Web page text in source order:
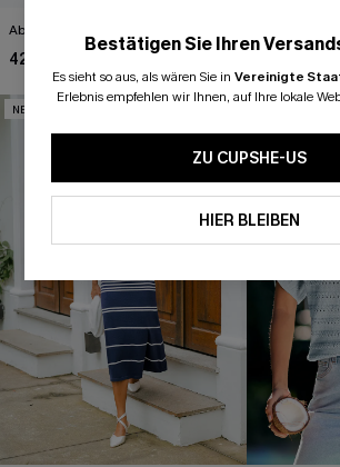
Abstrakte High-Waist Strickhose
42,00 €
Abstraktes
NEU
Bestätigen Sie Ihren
Es sieht so aus, als wären Sie in Vereinigte
Erlebnis empfehlen wir Ihnen, auf Ihre lokale
ZU CUPSHE-US
HIER BLEIBEN